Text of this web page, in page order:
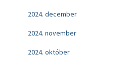
2024. december
2024. november
2024. október